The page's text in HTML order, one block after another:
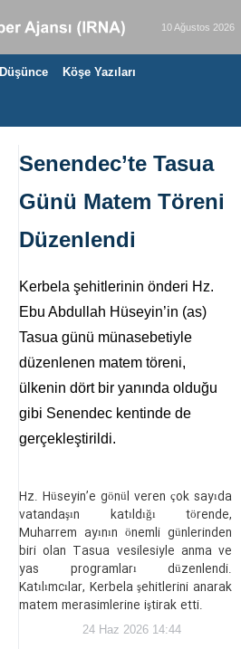
10 Ağustos 2026
Düşünce Köşe Yazıları
Senendec’te Tasua
Günü Matem Töreni
Düzenlendi
Kerbela şehitlerinin önderi Hz.
Ebu Abdullah Hüseyin’in (as)
Tasua günü münasebetiyle
düzenlenen matem töreni,
ülkenin dört bir yanında olduğu
gibi Senendec kentinde de
gerçekleştirildi.
Hz. Hüseyin’e gönül veren çok sayıda
vatandaşın katıldığı törende,
Muharrem ayının önemli günlerinden
biri olan Tasua vesilesiyle anma ve
yas programları düzenlendi.
Katılımcılar, Kerbela şehitlerini anarak
matem merasimlerine iştirak etti.
24 Haz 2026 14:44